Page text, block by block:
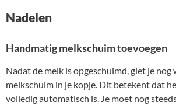
Nadelen
Handmatig melkschuim toevoegen
Nadat de melk is opgeschuimd, giet je nog
melkschuim in je kopje. Dit betekent dat
volledig automatisch is. Je moet nog